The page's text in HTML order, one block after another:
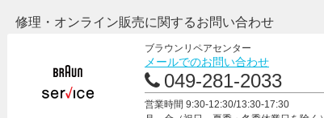
修理・オンライン販売に関するお問い合わせ
ブラウンリペアセンター
メールでのお問い合わせ
049-281-2033
営業時間 9:30-12:30/13:30-17:30